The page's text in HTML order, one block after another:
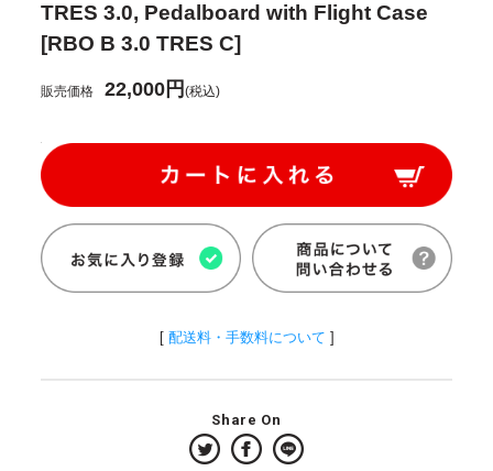
TRES 3.0, Pedalboard with Flight Case
[RBO B 3.0 TRES C]
販売価格 22,000円(税込)
[ 配送料・手数料について ]
Share On